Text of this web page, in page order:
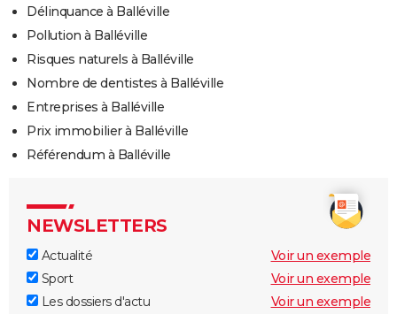
Délinquance à Balléville
Pollution à Balléville
Risques naturels à Balléville
Nombre de dentistes à Balléville
Entreprises à Balléville
Prix immobilier à Balléville
Référendum à Balléville
NEWSLETTERS
Actualité
Voir un exemple
Sport
Voir un exemple
Les dossiers d'actu
Voir un exemple